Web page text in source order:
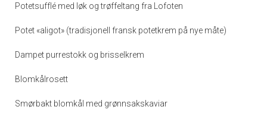
Potetsufflé med løk og trøffeltang fra Lofoten
Potet «aligot» (tradisjonell fransk potetkrem på nye måte)
Dampet purrestokk og brisselkrem
Blomkålrosett
Smørbakt blomkål med grønnsakskaviar